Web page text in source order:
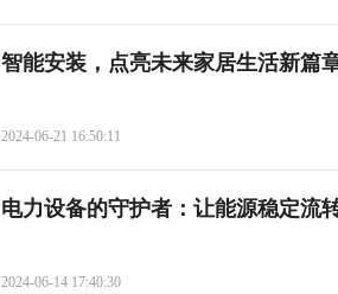
智能安装，点亮未来家居生活新篇
2024-06-21 16:50:11
电力设备的守护者：让能源稳定流
2024-06-14 17:40:30